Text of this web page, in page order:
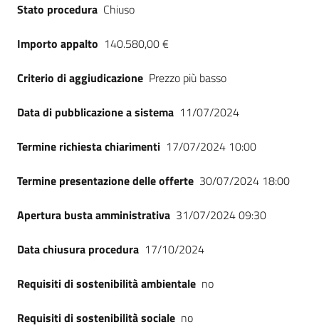
Seguici
Stato procedura Chiuso
Importo appalto 140.580,00 €
Criterio di aggiudicazione Prezzo più basso
Data di pubblicazione a sistema 11/07/2024
Termine richiesta chiarimenti 17/07/2024 10:00
Termine presentazione delle offerte 30/07/2024 18:00
Apertura busta amministrativa 31/07/2024 09:30
Data chiusura procedura 17/10/2024
Requisiti di sostenibilità ambientale no
Requisiti di sostenibilità sociale no